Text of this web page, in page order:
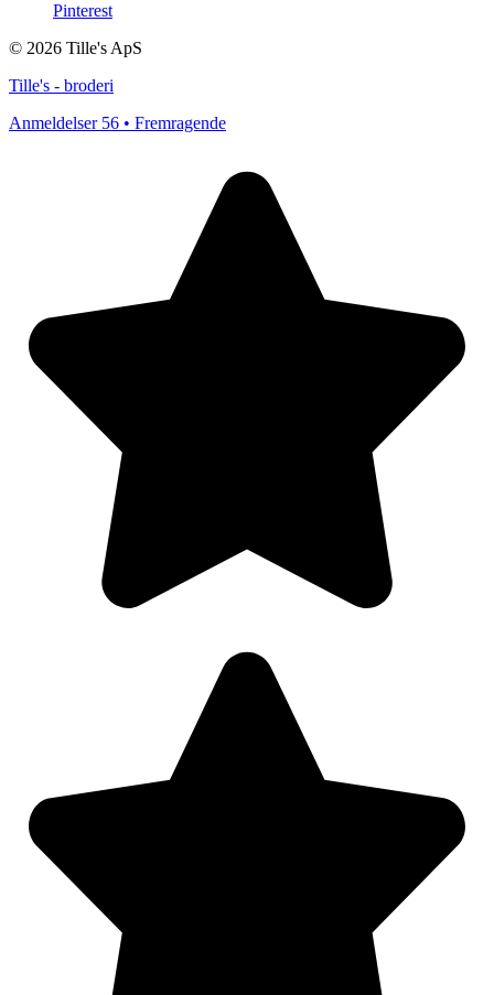
Pinterest
© 2026 Tille's ApS
Tille's - broderi
Anmeldelser 56 • Fremragende